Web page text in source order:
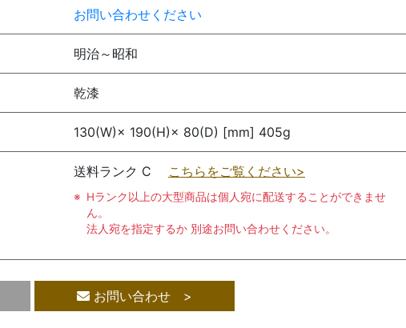
お問い合わせください
明治～昭和
乾漆
130(W)× 190(H)× 80(D) [mm] 405g
送料ランク C こちらをご覧ください>
Hランク以上の大型商品は個人宛に配送することができませ
ん。
法人宛を指定するか 別途お問い合わせください。
お問い合わせ >